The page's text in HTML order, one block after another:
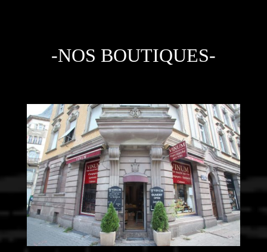
-NOS BOUTIQUES-